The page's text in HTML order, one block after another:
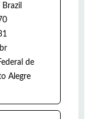
Brazil
de
Alegre